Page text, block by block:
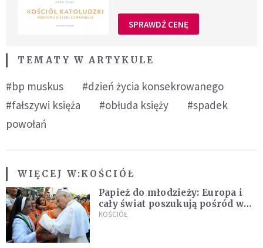
SPRAWDŹ CENĘ
TEMATY W ARTYKULE
#bp muskus
#dzień życia konsekrowanego
#fałszywi księża
#obłuda księży
#spadek
powołań
WIĘCEJ W:KOŚCIÓŁ
Papież do młodzieży: Europa i
cały świat poszukują pośród was
nowych świętych
KOŚCIÓŁ